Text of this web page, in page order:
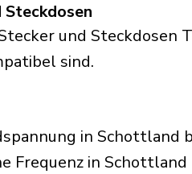
und Steckdosen
sind.
in Schottland
Frequenz in